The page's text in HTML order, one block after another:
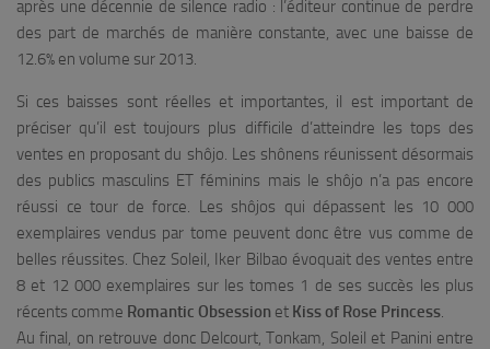
après une décennie de silence radio : l’éditeur continue de perdre
des part de marchés de manière constante, avec une baisse de
12.6% en volume sur 2013.
Si ces baisses sont réelles et importantes, il est important de
préciser qu’il est toujours plus difficile d’atteindre les tops des
ventes en proposant du shôjo. Les shônens réunissent désormais
des publics masculins ET féminins mais le shôjo n’a pas encore
réussi ce tour de force. Les shôjos qui dépassent les 10 000
exemplaires vendus par tome peuvent donc être vus comme de
belles réussites. Chez Soleil, Iker Bilbao évoquait des ventes entre
8 et 12 000 exemplaires sur les tomes 1 de ses succès les plus
récents comme Romantic Obsession et Kiss of Rose Princess.
Au final, on retrouve donc Delcourt, Tonkam, Soleil et Panini entre